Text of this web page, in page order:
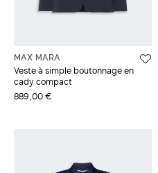
MAX MARA
Veste à simple boutonnage en
cady compact
889,00 €